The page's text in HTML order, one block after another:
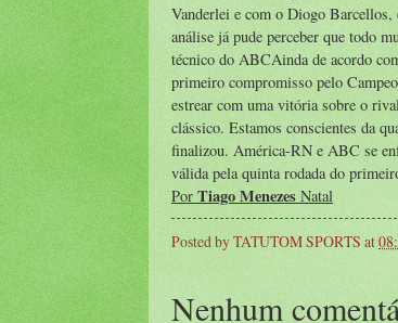
Vanderlei e com o Diogo
análise já pude perceber que todo
técnico do ABCAinda de acordo
primeiro compromisso pelo
estrear com uma vitória sobre o
clássico. Estamos conscientes da
finalizou. América-RN e ABC se
válida pela quinta rodada do
Por Tiago Menezes Natal
Posted byTATUTOM SPORTS at
Nenhum